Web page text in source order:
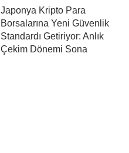
Japonya Kripto Para
Borsalarına Yeni Güvenlik
Standardı Getiriyor: Anlık
Çekim Dönemi Sona